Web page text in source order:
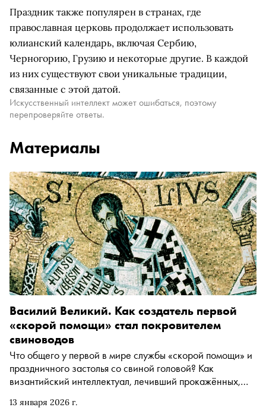
Праздник также популярен в странах, где
православная церковь продолжает использовать
юлианский календарь, включая Сербию,
Черногорию, Грузию и некоторые другие. В каждой
из них существуют свои уникальные традиции,
связанные с этой датой.
Искусственный интеллект может ошибаться, поэтому
перепроверяйте ответы.
Материалы
13 января 2026 г.
Василий Великий. Как создатель первой
«скорой помощи» стал покровителем
свиноводов
Что общего у первой в мире службы «скорой помощи» и
праздничного застолья со свиной головой? Как
византийский интеллектуал, лечивший прокажённых,
того, чтобы год был удачным, поросёнка в Старый Новый